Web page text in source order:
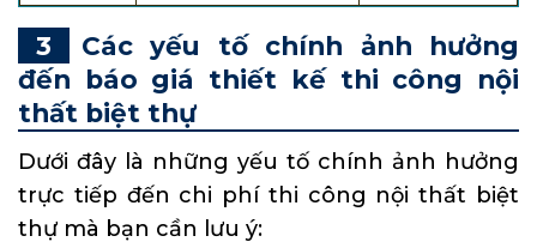
Các yếu tố chính ảnh hưởng
đến báo giá thiết kế thi công nội
thất biệt thự
Dưới đây là những yếu tố chính ảnh hưởng
trực tiếp đến chi phí thi công nội thất biệt
thự mà bạn cần lưu ý: